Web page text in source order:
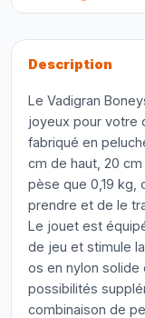
Description
Le Vadigran
joyeux pour votre
fabriqué en
cm de haut, 20
pèse que 0,19 kg,
prendre et de le
Le jouet est
de jeu et stimule
os en nylon
possibilités
combinaison de